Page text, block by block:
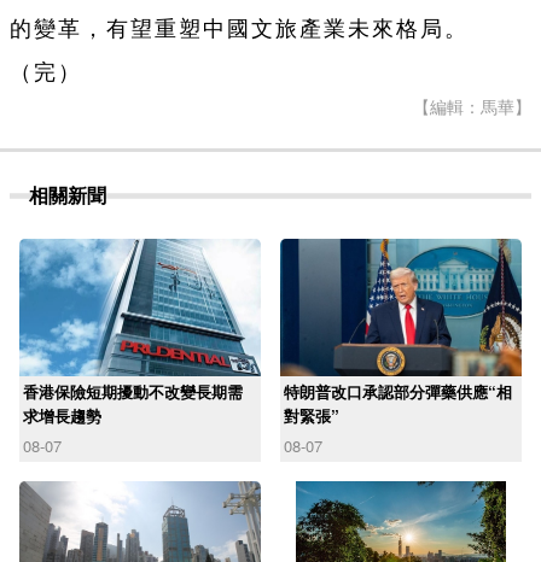
的變革，有望重塑中國文旅產業未來格局。
（完）
【編輯：馬華】
相關新聞
香港保險短期擾動不改變長期需
求增長趨勢
08-07
特朗普改口承認部分彈藥供應“相
對緊張”
08-07